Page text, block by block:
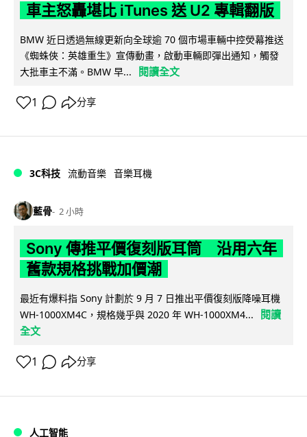
車主怒轟堪比 iTunes 送 U2 專輯翻版
BMW 近日透過無線更新向全球逾 70 個市場車輛中控熒幕推送
《蜘蛛俠：英雄重生》宣傳動畫，啟動車輛即彈出通知，觸發
大批車主不滿。BMW 早...
閱讀全文
1 分享
3C科技 流動音樂 音樂耳機
藍骨 2 小時
Sony 傳推平價復刻版耳筒 沿用六年
舊款規格挑戰加價潮
最近有爆料指 Sony 計劃於 9 月 7 日推出平價復刻版降噪耳機
WH-1000XM4C，規格幾乎與 2020 年 WH-1000XM4...
閱讀
全文
1 分享
人工智能